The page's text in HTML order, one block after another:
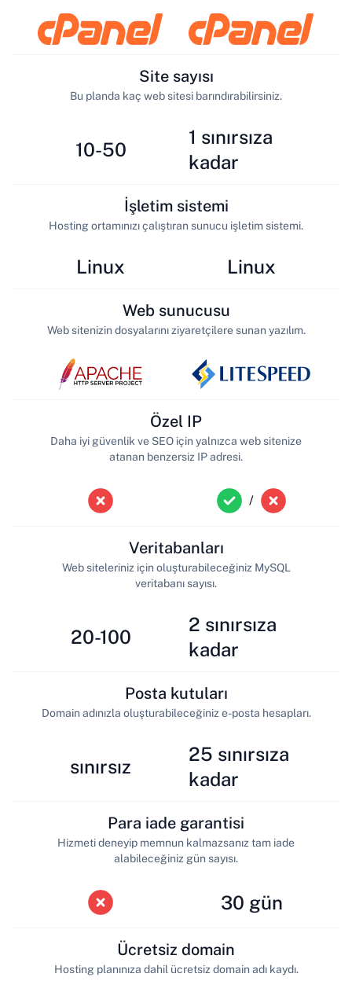
10-50
Site sayısı
Bu planda kaç web sitesi barındırabilirsiniz.
1 sınırsıza
kadar
Linux
İşletim sistemi
Hosting ortamınızı çalıştıran sunucu işletim sistemi.
Linux
Web sunucusu
Web sitenizin dosyalarını ziyaretçilere sunan yazılım.
Özel IP
Daha iyi güvenlik ve SEO için yalnızca web sitenize
atanan benzersiz IP adresi.
/
20-100
Veritabanları
Web siteleriniz için oluşturabileceğiniz MySQL
veritabanı sayısı.
2 sınırsıza
kadar
sınırsız
Posta kutuları
Domain adınızla oluşturabileceğiniz e-posta hesapları.
25 sınırsıza
kadar
Para iade garantisi
Hizmeti deneyip memnun kalmazsanız tam iade
alabileceğiniz gün sayısı.
30 gün
Ücretsiz domain
Hosting planınıza dahil ücretsiz domain adı kaydı.